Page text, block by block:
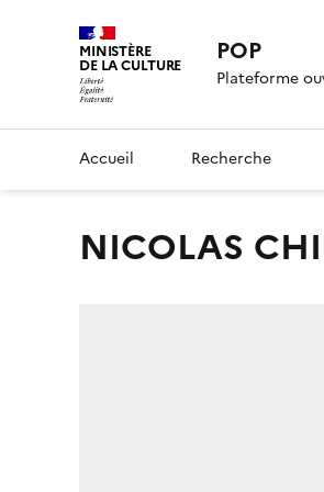
MINISTÈRE
DE LA CULTURE POP
Plateforme
Accueil Recherche
NICOLAS